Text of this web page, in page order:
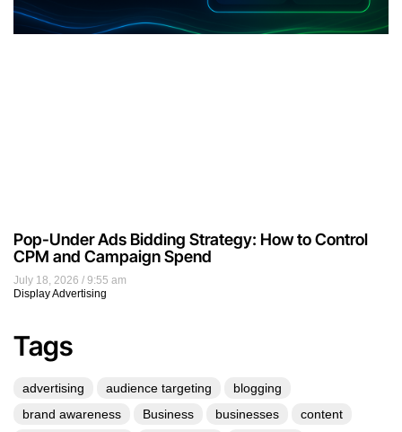
July 18, 2026
9:55 am
Display Advertising
Pop-Under Ads Bidding Strategy: How to Control
CPM and Campaign Spend
Tags
advertising audience targeting
blogging
brand awareness
Business businesses
content